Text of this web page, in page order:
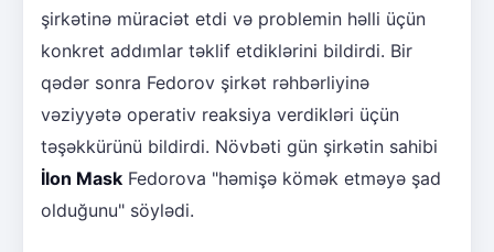
şirkətinə müraciət etdi və problemin həlli üçün
konkret addımlar təklif etdiklərini bildirdi. Bir
qədər sonra Fedorov şirkət rəhbərliyinə
vəziyyətə operativ reaksiya verdikləri üçün
təşəkkürünü bildirdi. Növbəti gün şirkətin sahibi
İlon Mask Fedorova "həmişə kömək etməyə şad
olduğunu" söylədi.